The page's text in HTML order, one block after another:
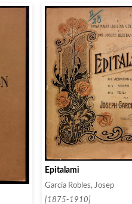
Epitalami
García Robles, Josep
[1875-1910]